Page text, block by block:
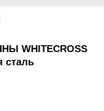
WHITECROSS
сталь